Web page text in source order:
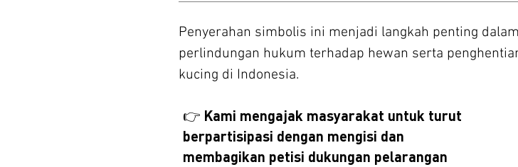
Penyerahan simbolis ini menjadi langkah penting
perlindungan hukum terhadap hewan serta
kucing di Indonesia.
👉 Kami mengajak masyarakat untuk turut
berpartisipasi dengan mengisi dan
membagikan petisi dukungan pelarangan